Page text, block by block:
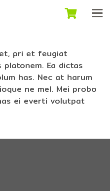
pri et feugiat
Ea dictas
has. Nec at harum
ne mel. Mei probo
ei everti volutpat